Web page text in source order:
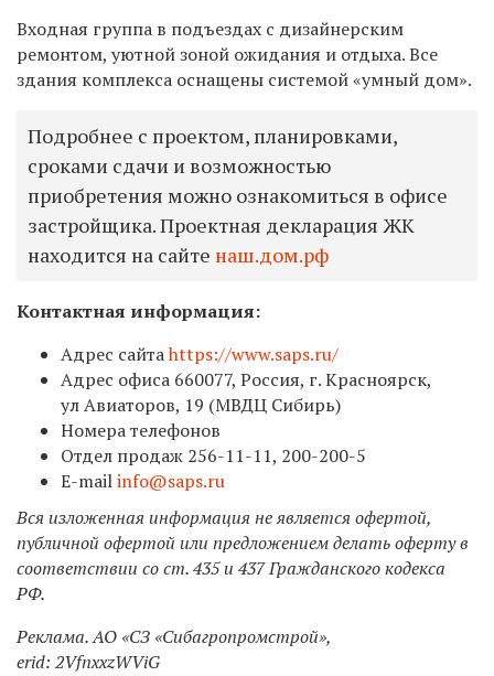
Входная группа в подъездах с дизайнерским
ремонтом, уютной зоной ожидания и отдыха. Все
здания комплекса оснащены системой «умный дом».
Подробнее с проектом, планировками,
сроками сдачи и возможностью
приобретения можно ознакомиться в офисе
застройщика. Проектная декларация ЖК
находится на сайте наш.дом.рф
Контактная информация:
Адрес сайтаhttps://www.saps.ru/
Адрес офиса 660077, Россия, г. Красноярск,
ул Авиаторов, 19 (МВДЦ Сибирь)
Номера телефонов
Отдел продаж 256-11-11, 200-200-5
E-mailinfo@saps.ru
Вся изложенная информация не является офертой,
публичной офертой или предложением делать оферту в
соответствии со ст. 435 и 437 Гражданского кодекса
РФ.
Реклама. АО «СЗ «Сибагропромстрой»,
erid: 2VfnxxzWViG